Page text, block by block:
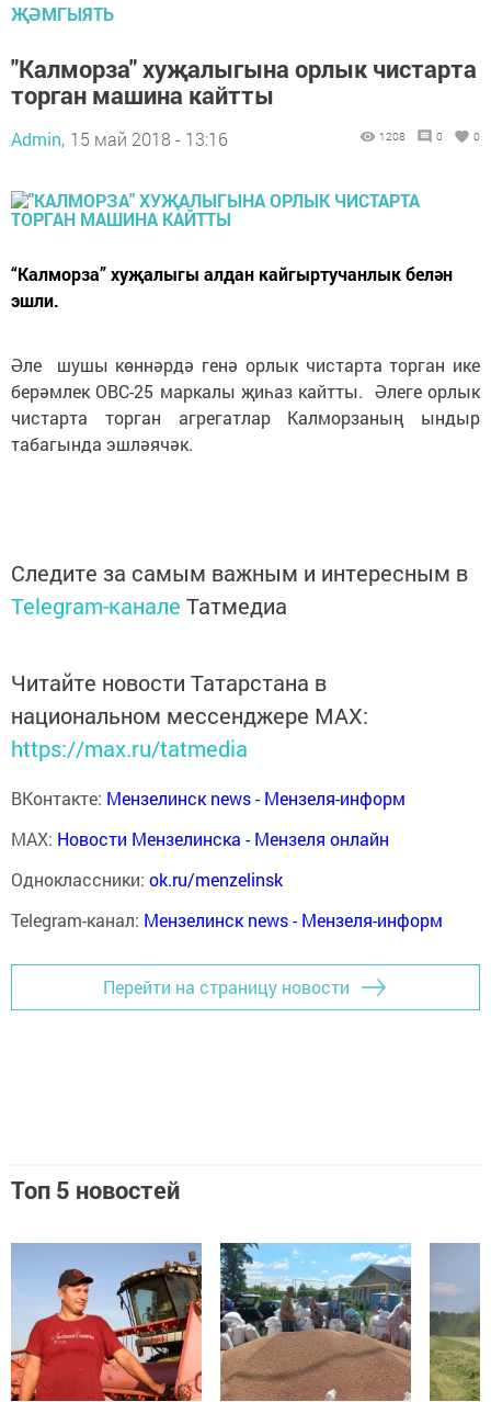
ҖӘМГЫЯТЬ
"Калморза" хуҗалыгына орлык чистарта
торган машина кайтты
Admin, 15 май 2018 - 13:16 1208 0 0
“Калморза” хуҗалыгы алдан кайгыртучанлык белән
эшли.
Әле шушы көннәрдә генә орлык чистарта торган ике
берәмлек ОВС-25 маркалы җиһаз кайтты. Әлеге орлык
чистарта торган агрегатлар Калморзаның ындыр
табагында эшләячәк.
Следите за самым важным и интересным в
Telegram-канале Татмедиа
Читайте новости Татарстана в
национальном мессенджере MАХ:
https://max.ru/tatmedia
ВКонтакте: Мензелинск news - Мензеля-информ
MAX: Новости Мензелинска - Мензеля онлайн
Одноклассники: ok.ru/menzelinsk
Telegram-канал: Мензелинск news - Мензеля-информ
Перейти на страницу новости
Топ 5 новостей